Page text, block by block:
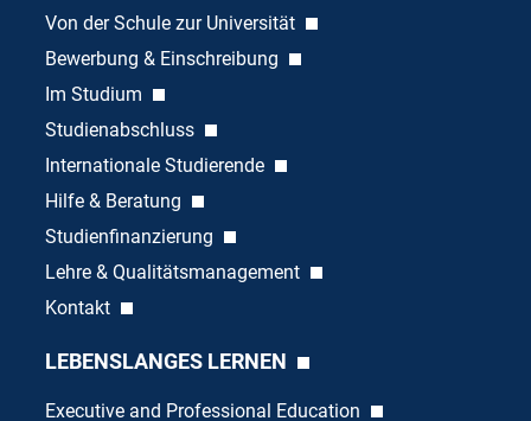
Von der Schule zur Universität
Bewerbung & Einschreibung
Im Studium
Studienabschluss
Internationale Studierende
Hilfe & Beratung
Studienfinanzierung
Lehre & Qualitätsmanagement
Kontakt
LEBENSLANGES LERNEN
Executive and Professional Education